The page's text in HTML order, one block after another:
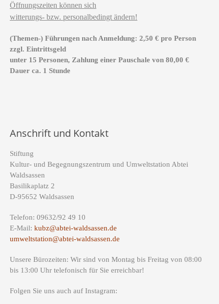
Öffnungszeiten können sich
witterungs- bzw. personalbedingt ändern!
(Themen-) Führungen nach Anmeldung: 2,50 € pro Person
zzgl. Eintrittsgeld
unter 15 Personen, Zahlung einer Pauschale von 80,00 €
Dauer ca. 1 Stunde
Anschrift und Kontakt
Stiftung
Kultur- und Begegnungszentrum und Umweltstation Abtei
Waldsassen
Basilikaplatz 2
D-95652 Waldsassen
Telefon: 09632/92 49 10
E-Mail: kubz@abtei-waldsassen.de
umweltstation@abtei-waldsassen.de
Unsere Bürozeiten: Wir sind von Montag bis Freitag von 08:00
bis 13:00 Uhr telefonisch für Sie erreichbar!
Folgen Sie uns auch auf Instagram: